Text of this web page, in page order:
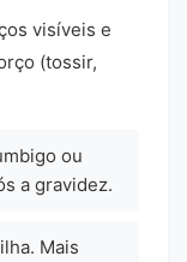
visíveis e
(tossir,
ou
a gravidez.
Mais